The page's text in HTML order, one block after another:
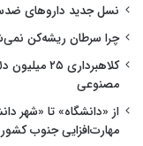
نسل جدید داروهای
چرا سرطان ریشه‌کن
مصنوعی
از «دانشگاه» تا «شهر
مهارت‌افزایی جنوب کشور